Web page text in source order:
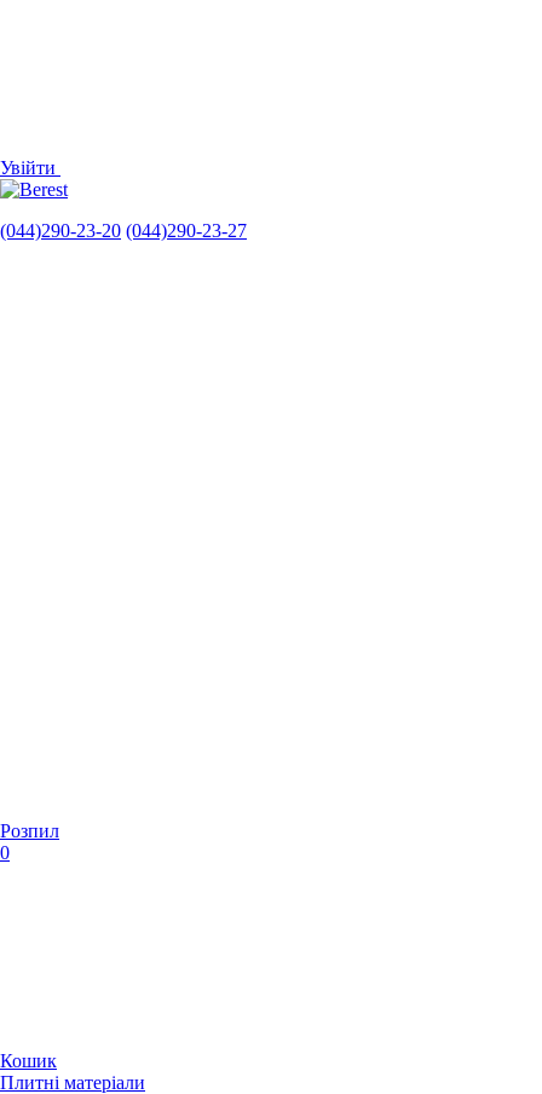
Увійти
(044)290-23-20 (044)290-23-27
Розпил
0
Кошик
Плитні матеріали